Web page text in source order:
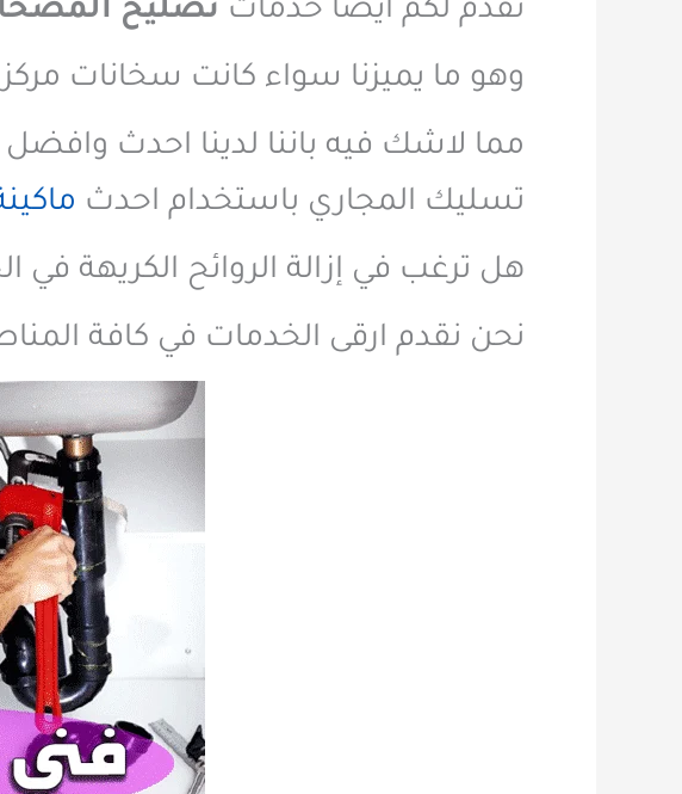
نقدم لكم ايضاً خدمات تصليح
وهو ما يميزنا سواء كانت سخانات
مما لاشك فيه باننا لدينا احدث
تسليك المجاري باستخدام احدث
هل ترغب في إزالة الروائح الكريهة في
نحن نقدم ارقى الخدمات في كافة